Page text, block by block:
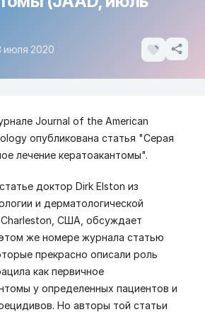
июля 2020
Journal of the American
опубликована статья "Серая
лечение кератоакантомы".
доктор Dirk Elston из
и дерматологической
Charleston, США, обсуждает
же номере журнала статью
прекрасно описали роль
как первичное
у определенных пациентов и
Но авторы той статьи